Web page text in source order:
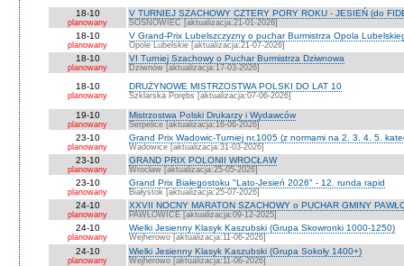
18-10
planowany
V TURNIEJ SZACHOWY CZTERY PORY ROKU - JESIEŃ (do
SOSNOWIEC [aktualizacja:21-01-2026]
18-10
planowany
V Grand-Prix Lubelszczyzny o puchar Burmistrza Opola
Opole Lubelskie [aktualizacja:21-07-2026]
18-10
planowany
VI Turniej Szachowy o Puchar Burmistrza Dziwnowa
Dziwnów [aktualizacja:17-03-2026]
18-10
planowany
DRUŻYNOWE MISTRZOSTWA POLSKI DO LAT 10
Szklarska Porębs [aktualizacja:07-06-2026]
19-10
planowany
Mistrzostwa Polski Drukarzy i Wydawców
Serpelice [aktualizacja:16-06-2026]
23-10
planowany
Grand Prix Wadowic-Turniej nr.1005 (z normami na 2. 3. 4. 5.
Wadowice [aktualizacja:31-03-2026]
23-10
planowany
GRAND PRIX POLONII WROCŁAW
Wrocław [aktualizacja:25-05-2026]
23-10
planowany
Grand Prix Białegostoku "Lato-Jesień 2026" - 12. runda rapid
Białystok [aktualizacja:25-07-2026]
24-10
planowany
XXVII NOCNY MARATON SZACHOWY o PUCHAR GMINY
PAWŁOWICE [aktualizacja:09-12-2025]
24-10
planowany
Wielki Jesienny Klasyk Kaszubski (Grupa Skowronki 1000-1250)
Wejherowo [aktualizacja:11-06-2026]
24-10
planowany
Wielki Jesienny Klasyk Kaszubski (Grupa Sokoły 1400+)
Wejherowo [aktualizacja:11-06-2026]